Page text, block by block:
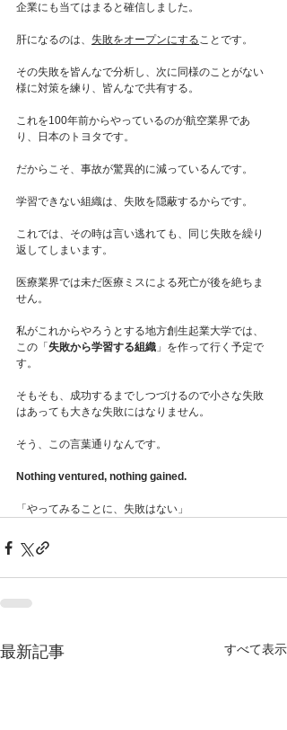
企業にも当てはまると確信しました。
肝になるのは、 失敗をオープンにすることです。
その失敗を皆んなで分析し、次に同様のことがない
様に対策を練り、皆んなで共有する。
これを100年前からやっているのが航空業界であ
り、日本のトヨタです。
だからこそ、事故が驚異的に減っているんです。
学習できない組織は、失敗を隠蔽するからです。
これでは、その時は言い逃れても、同じ失敗を繰り
返してしまいます。
医療業界では未だ医療ミスによる死亡が後を絶ちま
せん。
私がこれからやろうとする地方創生起業大学では、
この「 失敗から学習する組織 」を作って行く予定で
す。
そもそも、成功するまでしつづけるので小さな失敗
はあっても大きな失敗にはなりません。
そう、この言葉通りなんです。
Nothing ventured, nothing gained.
「やってみることに、失敗はない」
最新記事 すべて表示